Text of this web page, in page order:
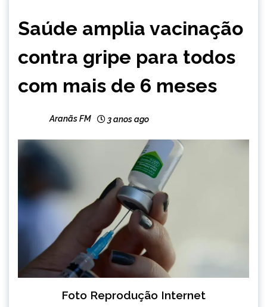
NOTÍCIAS
Saúde amplia vacinação
contra gripe para todos
com mais de 6 meses
Aranãs FM 3 anos ago
Foto Reprodução Internet